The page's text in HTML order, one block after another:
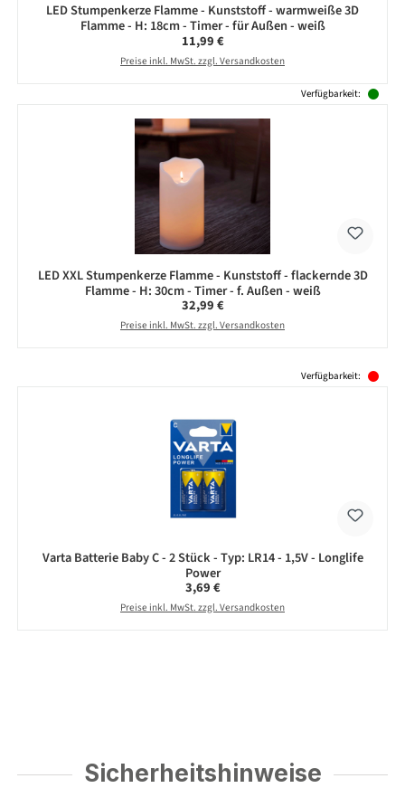
LED Stumpenkerze Flamme - Kunststoff - warmweiße 3D
Flamme - H: 18cm - Timer - für Außen - weiß
Regulärer Preis:
11,99 €
Preise inkl. MwSt. zzgl. Versandkosten
Verfügbarkeit:
LED XXL Stumpenkerze Flamme - Kunststoff - flackernde 3D
Flamme - H: 30cm - Timer - f. Außen - weiß
Regulärer Preis:
32,99 €
Preise inkl. MwSt. zzgl. Versandkosten
Verfügbarkeit:
Varta Batterie Baby C - 2 Stück - Typ: LR14 - 1,5V - Longlife
Power
Regulärer Preis:
3,69 €
Preise inkl. MwSt. zzgl. Versandkosten
Sicherheitshinweise